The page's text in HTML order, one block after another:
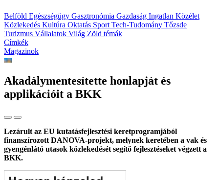
Belföld Egészségügy Gasztronómia Gazdaság Ingatlan Közélet
Közlekedés Kultúra Oktatás Sport Tech-Tudomány Tőzsde
Turizmus Vállalatok Világ Zöld témák
Címkék
Magazinok
Akadálymentesítette honlapját és
applikációit a BKK
Lezárult az EU kutatásfejlesztési keretprogramjából
finanszírozott DANOVA-projekt, melynek keretében a vak és
gyengénlátó utasok közlekedését segítő fejlesztéseket végzett a
BKK.